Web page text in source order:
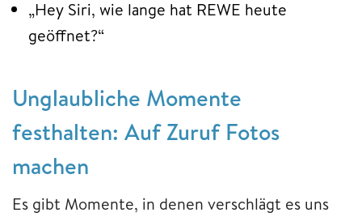
„Hey Siri, wie lange hat REWE heute
geöffnet?“
Unglaubliche Momente
festhalten: Auf Zuruf Fotos
machen
Es gibt Momente, in denen verschlägt es uns